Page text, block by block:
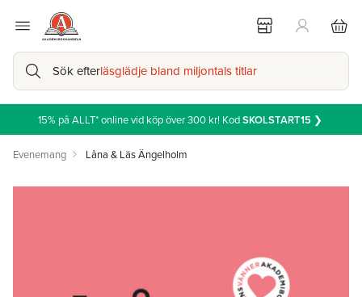
Sök efterläsglädje bland miljontals titlar
15% på ALLT* online vid köp över 300 kr! KodSKOLSTART15❯
Evenemang Låna & Läs Ängelholm